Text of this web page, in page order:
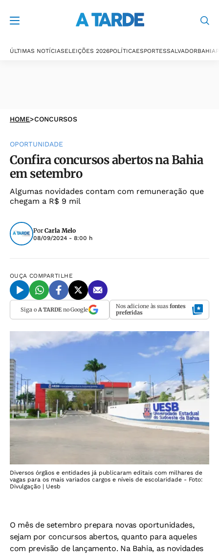
ÚLTIMAS NOTÍCIASELEIÇÕES 2026POLÍTICAESPORTESSALVADORBAHIA
HOME>CONCURSOS
OPORTUNIDADE
Confira concursos abertos na Bahia
em setembro
Algumas novidades contam com remuneração que
chegam a R$ 9 mil
Por Carla Melo
08/09/2024 - 8:00 h
OUÇA COMPARTILHE
Siga o A TARDEno Google Nos adicione às suas fontes
preferidas
Diversos órgãos e entidades já publicaram editais com milhares de
vagas para os mais variados cargos e níveis de escolaridade - Foto:
Divulgação | Uesb
O mês de setembro prepara novas oportunidades,
sejam por concursos abertos, quanto para aqueles
com previsão de lançamento. Na Bahia, as novidades